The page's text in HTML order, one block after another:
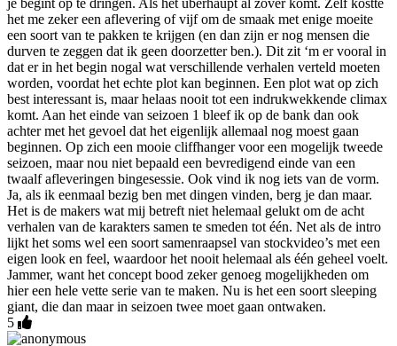
je begint op te dringen. Als het überhaupt al zover komt. Zelf kostte
het me zeker een aflevering of vijf om de smaak met enige moeite
een soort van te pakken te krijgen (en dan zijn er nog mensen die
durven te zeggen dat ik geen doorzetter ben.). Dit zit ‘m er vooral in
dat er in het begin nogal wat verschillende verhalen verteld moeten
worden, voordat het echte plot kan beginnen. Een plot wat op zich
best interessant is, maar helaas nooit tot een indrukwekkende climax
komt. Aan het einde van seizoen 1 bleef ik op de bank dan ook
achter met het gevoel dat het eigenlijk allemaal nog moest gaan
beginnen. Op zich een mooie cliffhanger voor een mogelijk tweede
seizoen, maar nou niet bepaald een bevredigend einde van een
twaalf afleveringen bingesessie. Ook vind ik nog iets van de vorm.
Ja, als ik eenmaal bezig ben met dingen vinden, berg je dan maar.
Het is de makers wat mij betreft niet helemaal gelukt om de acht
verhalen van de karakters samen te smeden tot één. Net als de intro
lijkt het soms wel een soort samenraapsel van stockvideo’s met een
eigen look en feel, waardoor het nooit helemaal als één geheel voelt.
Jammer, want het concept bood zeker genoeg mogelijkheden om
hier een hele vette serie van te maken. Nu is het een soort sleeping
giant, die dan maar in seizoen twee moet gaan ontwaken.
5